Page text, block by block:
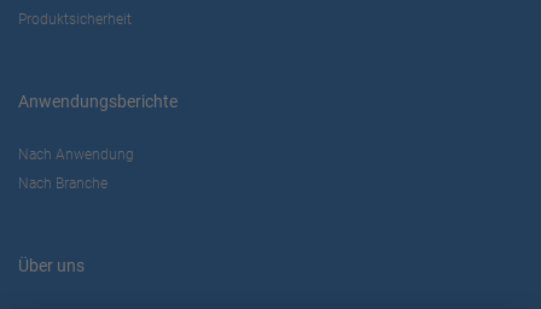
Produktsicherheit
Anwendungsberichte
Nach Anwendung
Nach Branche
Über uns